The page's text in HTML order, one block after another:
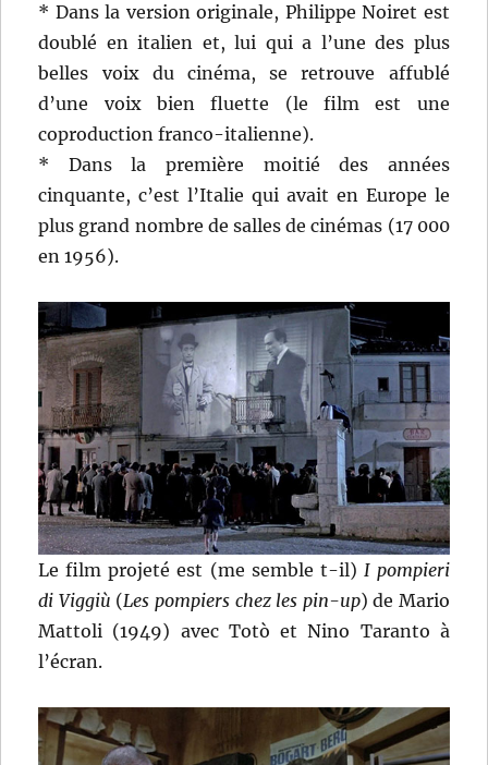
* Dans la version originale, Philippe Noiret est
doublé en italien et, lui qui a l’une des plus
belles voix du cinéma, se retrouve affublé
d’une voix bien fluette (le film est une
coproduction franco-italienne).
* Dans la première moitié des années
cinquante, c’est l’Italie qui avait en Europe le
plus grand nombre de salles de cinémas (17 000
en 1956).
Le film projeté est (me semble t-il) I pompieri
di Viggiù (Les pompiers chez les pin-up) de Mario
Mattoli (1949) avec Totò et Nino Taranto à
l’écran.